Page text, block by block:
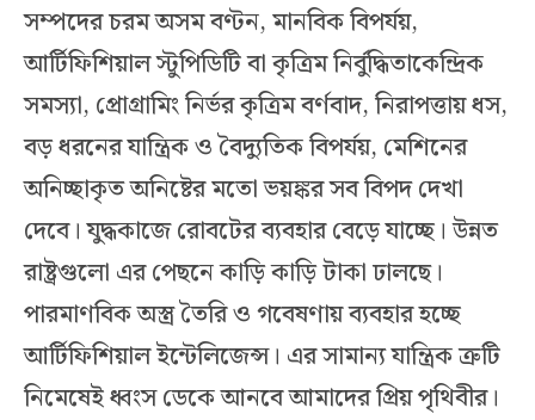
সম্পদের চরম অসম বণ্টন, মানবিক বিপর্যয়,
আর্টিফিশিয়াল স্টুপিডিটি বা কৃত্রিম নির্বুদ্ধিতাকেন্দ্রিক
সমস্যা, প্রোগ্রামিং নির্ভর কৃত্রিম বর্ণবাদ, নিরাপত্তায় ধস,
বড় ধরনের যান্ত্রিক ও বৈদ্যুতিক বিপর্যয়, মেশিনের
অনিচ্ছাকৃত অনিষ্টের মতো ভয়ঙ্কর সব বিপদ দেখা
দেবে। যুদ্ধকাজে রোবটের ব্যবহার বেড়ে যাচ্ছে। উন্নত
রাষ্ট্রগুলো এর পেছনে কাড়ি কাড়ি টাকা ঢালছে।
পারমাণবিক অস্ত্র তৈরি ও গবেষণায় ব্যবহার হচ্ছে
আর্টিফিশিয়াল ইন্টেলিজেন্স। এর সামান্য যান্ত্রিক ত্রুটি
নিমেষেই ধ্বংস ডেকে আনবে আমাদের প্রিয় পৃথিবীর।